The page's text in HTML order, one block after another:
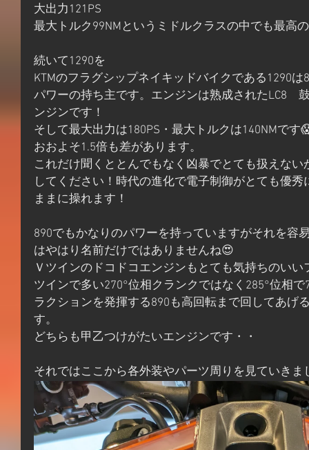
大出力121PS
最大トルク99NMというミドルクラスの中でも最高
続いて1290を
KTMのフラグシップネイキッドバイクである1290
パワーの持ち主です。エンジンは熟成されたLC8　
ンジンです！
そして最大出力は180PS・最大トルクは140NMです
おおよそ1.5倍も差があります。
これだけ聞くととんでもなく凶暴でとても扱えな
してください！時代の進化で電子制御がとても優
ままに操れます！
890でもかなりのパワーを持っていますがそれを容
はやはり名前だけではありませんね😍
Ｖツインのドコドコエンジンもとても気持ちのい
ツインで多い270°位相クランクではなく285°位相
ラクションを発揮する890も高回転まで回してあげ
す。
どちらも甲乙つけがたいエンジンです・・
それではここから各外装やパーツ周りを見ていきま